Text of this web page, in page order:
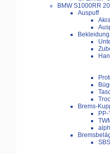
BMW S1000RR
Auspuff
Bekleidung
Brems-